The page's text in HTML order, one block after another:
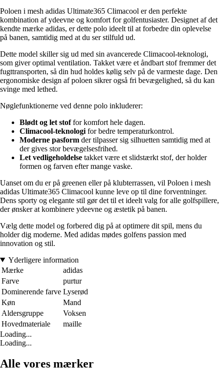
Poloen i mesh adidas Ultimate365 Climacool er den perfekte
kombination af ydeevne og komfort for golfentusiaster. Designet af det
kendte mærke adidas, er dette polo ideelt til at forbedre din oplevelse
på banen, samtidig med at du ser stilfuld ud.
Dette model skiller sig ud med sin avancerede Climacool-teknologi,
som giver optimal ventilation. Takket være et åndbart stof fremmer det
fugttransporten, så din hud holdes kølig selv på de varmeste dage. Den
ergonomiske design af poloen sikrer også fri bevægelighed, så du kan
svinge med lethed.
Nøglefunktionerne ved denne polo inkluderer:
Blødt og let stoffor komfort hele dagen.
Climacool-teknologi for bedre temperaturkontrol.
Moderne pasform der tilpasser sig silhuetten samtidig med at
der gives stor bevægelsesfrihed.
Let vedligeholdelse takket være et slidstærkt stof, der holder
formen og farven efter mange vaske.
Uanset om du er på greenen eller på klubterrassen, vil Poloen i mesh
adidas Ultimate365 Climacool kunne leve op til dine forventninger.
Dens sporty og elegante stil gør det til et ideelt valg for alle golfspillere,
der ønsker at kombinere ydeevne og æstetik på banen.
Vælg dette model og forbered dig på at optimere dit spil, mens du
holder dig moderne. Med adidas mødes golfens passion med
innovation og stil.
Yderligere information
Mærke
adidas
Farve
purtur
Dominerende farve Lyserød
Køn
Mand
Aldersgruppe
Voksen
Hovedmateriale
maille
Loading...
Loading...
Alle vores mærker